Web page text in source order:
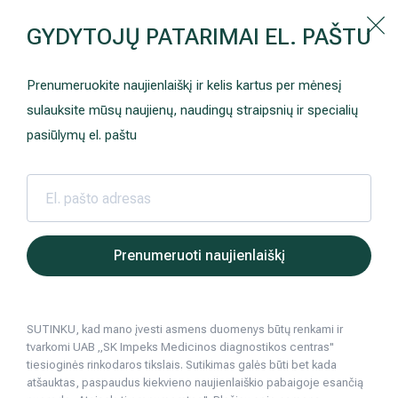
Kaip prisirašyti prie Hila | Šeimos medicinos centro?
Instrukcija
Prisirašyti prie „Hila“
Hila | Medicinos diagnostikos ir gydymo centras
2015 10 20
Panikos atakos palaužia jaunus ir
4min. skaitymo
GYDYTOJŲ PATARIMAI EL. PAŠTU
Prenumeruokite naujienlaiškį ir kelis kartus per mėnesį
sulauksite mūsų naujienų, naudingų straipsnių ir specialių
pasiūlymų el. paštu
Prenumeruoti naujienlaiškį
SUTINKU, kad mano įvesti asmens duomenys būtų renkami ir
tvarkomi UAB „SK Impeks Medicinos diagnostikos centras"
tiesioginės rinkodaros tikslais. Sutikimas galės būti bet kada
atšauktas, paspaudus kiekvieno naujienlaiškio pabaigoje esančią
AKCIJOS
Tyrimai
Neurologija
Sveikatos klubo narystė
Reabilitacija ir sporto medicina
Kuo pasirūpinti prieš atvykstant
Apmokėjimas ir paslaugos
Apgyvendinimas ir maitinimas
Pacientams iš užsienio
Duomenų apsauga